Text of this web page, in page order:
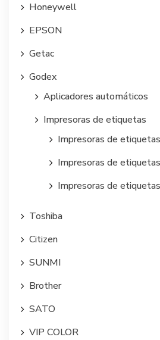
Honeywell
EPSON
Getac
Godex
Aplicadores automáticos
Impresoras de etiquetas
Impresoras de
Impresoras de
Impresoras de
Toshiba
Citizen
SUNMI
Brother
SATO
VIP COLOR